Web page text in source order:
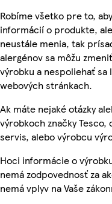
Robíme všetko pre to,
informácií o produkte,
neustále menia, tak
alergénov sa môžu
výrobku a nespoliehať
webových stránkach.
Ak máte nejaké otázky
výrobkoch značky Tesco,
servis, alebo výrobcu
Hoci informácie o
nemá zodpovednosť za
nemá vplyv na Vaše